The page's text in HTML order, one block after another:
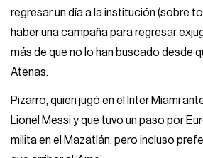
regresar un día a la institución (sobre
haber una campaña para regresar
más de que no lo han buscado desde
Atenas.
Pizarro, quien jugó en el Inter Miami
Lionel Messi y que tuvo un paso por
milita en el Mazatlán, pero incluso